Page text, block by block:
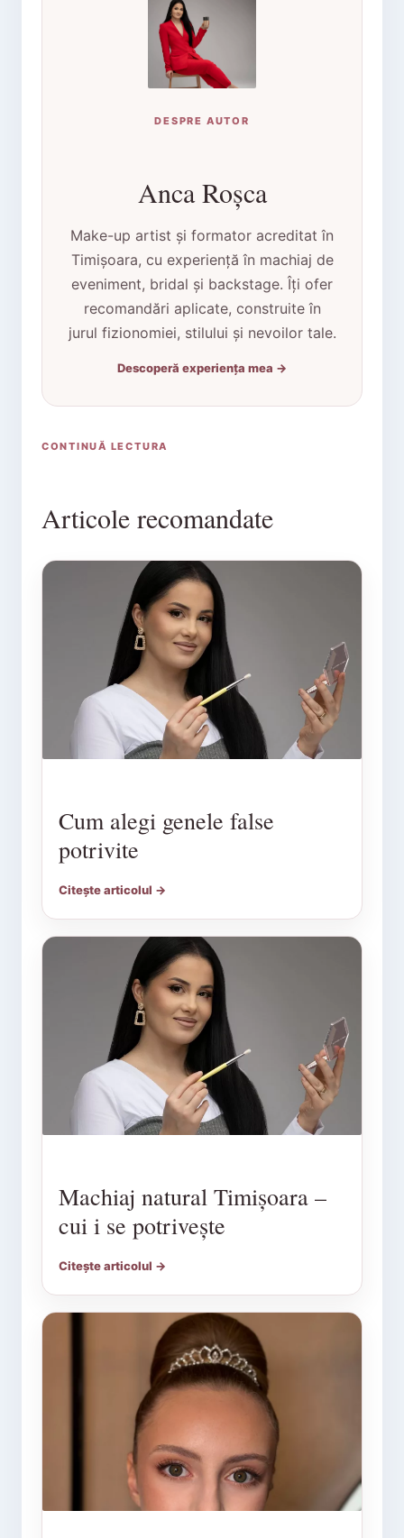
DESPRE AUTOR
Anca Roșca
Make-up artist și formator acreditat în
Timișoara, cu experiență în machiaj de
eveniment, bridal și backstage. Îți ofer
recomandări aplicate, construite în
jurul fizionomiei, stilului și nevoilor tale.
Descoperă experiența mea →
CONTINUĂ LECTURA
Articole recomandate
Cum alegi genele false
potrivite
Citește articolul →
Machiaj natural Timișoara –
cui i se potrivește
Citește articolul →